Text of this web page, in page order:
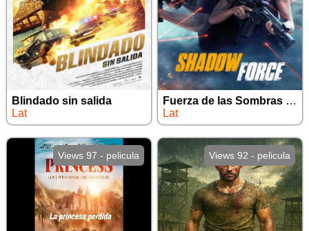
Blindado sin salida
Lat
Fuerza de las Sombras Sentencia de muerte
Lat
Views 97 - pelicula Views 92 - pelicula